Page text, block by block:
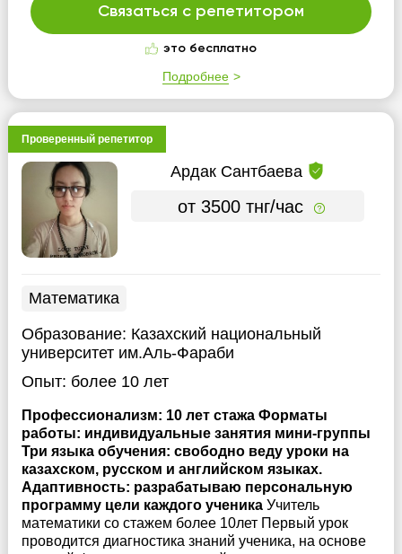
Связаться с репетитором
это бесплатно
Подробнее
Проверенный репетитор
Ардак Сантбаева
от 3500 тнг/час
Математика
Образование: Казахский национальный
университет им.Аль-Фараби
Опыт: более 10 лет
Профессионализм: 10 лет стажа Форматы
работы: индивидуальные занятия мини-группы
Три языка обучения: свободно веду уроки на
казахском, русском и английском языках.
Адаптивность: разрабатываю персональную
программу цели каждого ученика Учитель
математики со стажем более 10лет Первый урок
проводится диагностика знаний ученика, на основе